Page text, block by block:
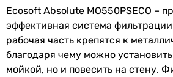
22 593грн
Установка под мойкой
,
настенная
Вид крана модерн
Ecosoft Absolute MO550PSECO –
эффективная система
рабочая часть крепятся к
благодаря чему можно
мойкой, но и повесить на стену.